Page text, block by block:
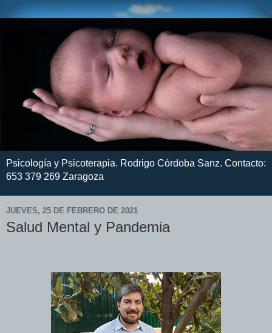
Psicología y Psicoterapia. Rodrigo Córdoba Sanz. Contacto:
653 379 269 Zaragoza
JUEVES, 25 DE FEBRERO DE 2021
Salud Mental y Pandemia